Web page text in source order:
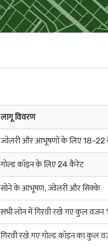
करने का एक तेज़ और गैर-
शुद्धता मूल्यांकन के लिए
किया है, जिससे सोने की
लागू विवरण
ज्वेलरी और आभूषणों के लिए 18-22
गोल्ड कॉइन के लिए 24 कैरेट
सोने के आभूषण, ज्वेलरी और सिक्के
सभी लोन में गिरवी रखे गए कुल वज़न 1
गिरवी रखे गए गोल्ड कॉइन का कुल